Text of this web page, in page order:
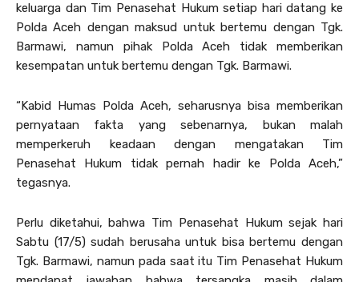
keluarga dan Tim Penasehat Hukum setiap hari datang ke
Polda Aceh dengan maksud untuk bertemu dengan Tgk.
Barmawi, namun pihak Polda Aceh tidak memberikan
kesempatan untuk bertemu dengan Tgk. Barmawi.
“Kabid Humas Polda Aceh, seharusnya bisa memberikan
pernyataan fakta yang sebenarnya, bukan malah
memperkeruh keadaan dengan mengatakan Tim
Penasehat Hukum tidak pernah hadir ke Polda Aceh,”
tegasnya.
Perlu diketahui, bahwa Tim Penasehat Hukum sejak hari
Sabtu (17/5) sudah berusaha untuk bisa bertemu dengan
Tgk. Barmawi, namun pada saat itu Tim Penasehat Hukum